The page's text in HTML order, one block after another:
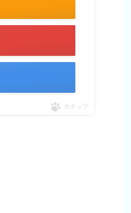
ポチップ